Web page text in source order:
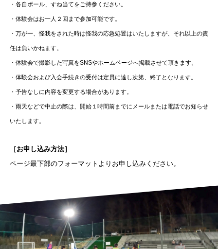
・各自ボール、すね当てをご持参ください。
・体験会はお一人２回まで参加可能です。
・万が一、怪我をされた時は怪我の応急処置はいたしますが、それ以上の責
任は負いかねます。
・体験会で撮影した写真をSNSやホームページへ掲載させて頂きます。
・体験会および入会手続きの受付は定員に達し次第、終了となります。
・予告なしに内容を変更する場合があります。
・雨天などで中止の際は、開始１時間前までにメールまたは電話でお知らせ
いたします。
［お申し込み方法］
ページ最下部のフォーマットよりお申し込みください。